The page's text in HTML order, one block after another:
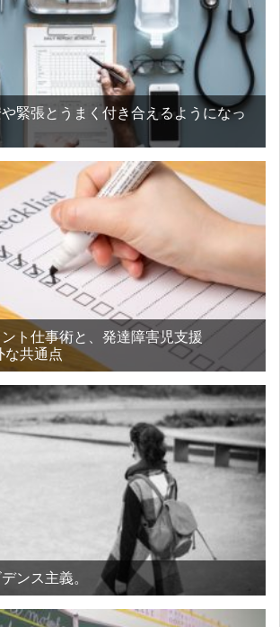
緊張とうまく付き合えるようになっ
ト仕事術と、発達障害児支援
な共通点
ンス主義。